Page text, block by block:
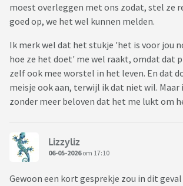
moest overleggen met ons zodat, stel ze
goed op, we het wel kunnen melden.
Ik merk wel dat het stukje 'het is voor jou
hoe ze het doet' me wel raakt, omdat dat
zelf ook mee worstel in het leven. En dat
meisje ook aan, terwijl ik dat niet wil. Maar
zonder meer beloven dat het me lukt om
Lizzyliz
06-05-2026om 17:10
Gewoon een kort gesprekje zou in dit